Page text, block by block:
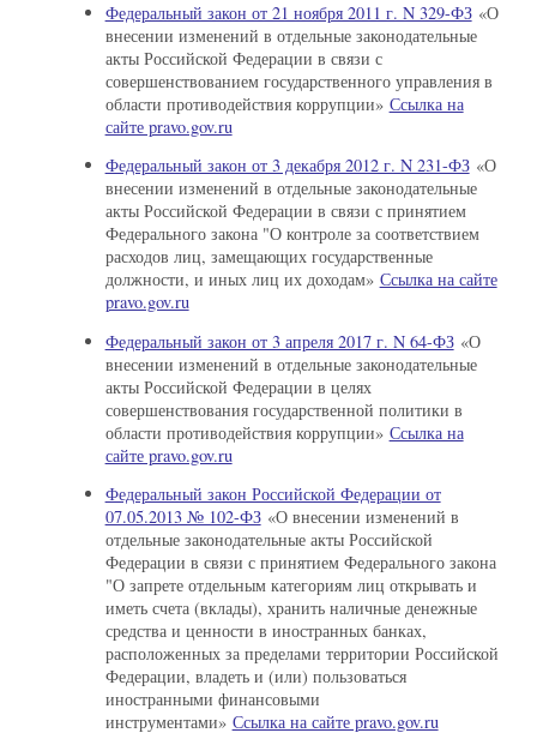
Федеральный закон от 21 ноября 2011 г. N 329-ФЗ«О
внесении изменений в отдельные законодательные
акты Российской Федерации в связи с
совершенствованием государственного управления в
области противодействия коррупции» Ссылка на
сайте pravo.gov.ru
Федеральный закон от 3 декабря 2012 г. N 231-ФЗ«О
внесении изменений в отдельные законодательные
акты Российской Федерации в связи с принятием
Федерального закона "О контроле за соответствием
расходов лиц, замещающих государственные
должности, и иных лиц их доходам» Ссылка на сайте
pravo.gov.ru
Федеральный закон от 3 апреля 2017 г. N 64-ФЗ«О
внесении изменений в отдельные законодательные
акты Российской Федерации в целях
совершенствования государственной политики в
области противодействия коррупции» Ссылка на
сайте pravo.gov.ru
Федеральный закон Российской Федерации от
07.05.2013 № 102-ФЗ«О внесении изменений в
отдельные законодательные акты Российской
Федерации в связи с принятием Федерального закона
"О запрете отдельным категориям лиц открывать и
иметь счета (вклады), хранить наличные денежные
средства и ценности в иностранных банках,
расположенных за пределами территории Российской
Федерации, владеть и (или) пользоваться
иностранными финансовыми
инструментами» Ссылка на сайте pravo.gov.ru